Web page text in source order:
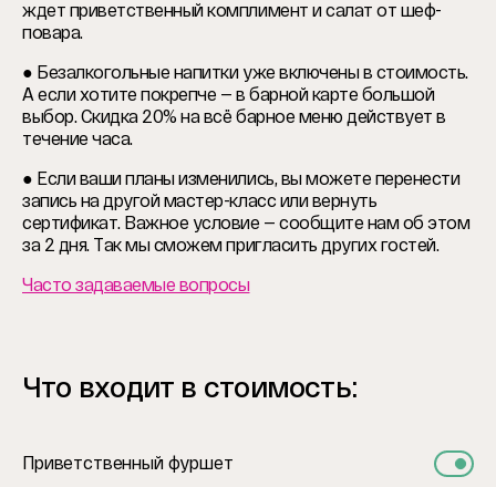
ждет приветственный комплимент и салат от шеф-
повара.
● Безалкогольные напитки уже включены в стоимость.
А если хотите покрепче — в барной карте большой
выбор. Скидка 20% на всё барное меню действует в
течение часа.
● Если ваши планы изменились, вы можете перенести
запись на другой мастер-класс или вернуть
сертификат. Важное условие — сообщите нам об этом
за 2 дня. Так мы сможем пригласить других гостей.
Часто задаваемые вопросы
Что входит в стоимость:
Приветственный фуршет